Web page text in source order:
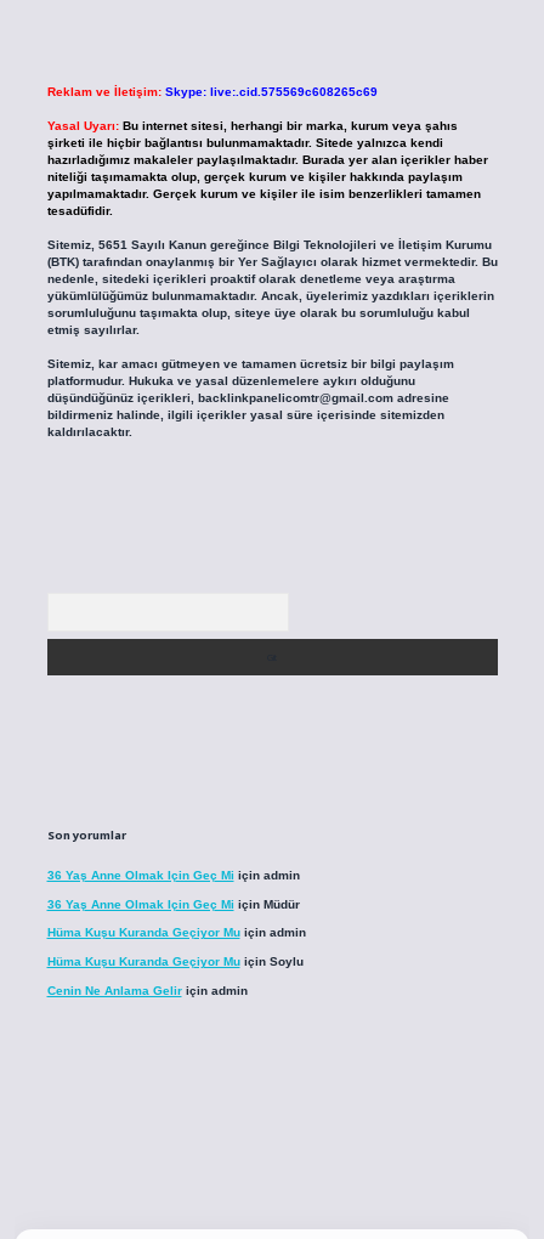
Reklam ve İletişim: Skype: live:.cid.575569c608265c69
Yasal Uyarı: Bu internet sitesi, herhangi bir marka, kurum veya şahıs
şirketi ile hiçbir bağlantısı bulunmamaktadır. Sitede yalnızca kendi
hazırladığımız makaleler paylaşılmaktadır. Burada yer alan içerikler haber
niteliği taşımamakta olup, gerçek kurum ve kişiler hakkında paylaşım
yapılmamaktadır. Gerçek kurum ve kişiler ile isim benzerlikleri tamamen
tesadüfidir.
Sitemiz, 5651 Sayılı Kanun gereğince Bilgi Teknolojileri ve İletişim Kurumu
(BTK) tarafından onaylanmış bir Yer Sağlayıcı olarak hizmet vermektedir. Bu
nedenle, sitedeki içerikleri proaktif olarak denetleme veya araştırma
yükümlülüğümüz bulunmamaktadır. Ancak, üyelerimiz yazdıkları içeriklerin
sorumluluğunu taşımakta olup, siteye üye olarak bu sorumluluğu kabul
etmiş sayılırlar.
Sitemiz, kar amacı gütmeyen ve tamamen ücretsiz bir bilgi paylaşım
platformudur. Hukuka ve yasal düzenlemelere aykırı olduğunu
düşündüğünüz içerikleri, backlinkpanelicomtr@gmail.comadresine
bildirmeniz halinde, ilgili içerikler yasal süre içerisinde sitemizden
kaldırılacaktır.
Son yorumlar
36 Yaş Anne Olmak Için Geç Mi için admin
36 Yaş Anne Olmak Için Geç Mi için Müdür
Hüma Kuşu Kuranda Geçiyor Muiçin admin
Hüma Kuşu Kuranda Geçiyor Muiçin Soylu
Cenin Ne Anlama Geliriçin admin